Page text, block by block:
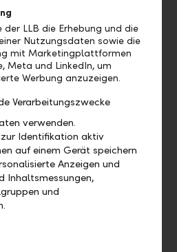
und prüfen Sie, was
erreichen können.
der LLB die Erhebung und die
Nutzungsdaten sowie die
mit Marketingplattformen
Meta und LinkedIn, um
Werbung anzuzeigen.
Verarbeitungszwecke
verwenden.
Identifikation aktiv
auf einem Gerät speichern
Anzeigen und
Inhaltsmessungen,
und